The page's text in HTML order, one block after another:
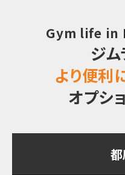
Gym life in
ジ
より便利
オプシ